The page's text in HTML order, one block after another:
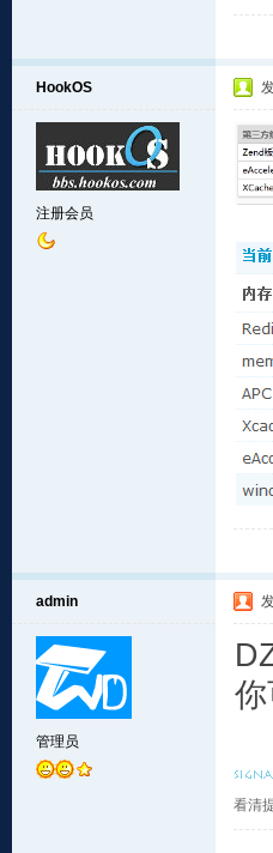
HookOS
注册会员
admin
管理员
看清